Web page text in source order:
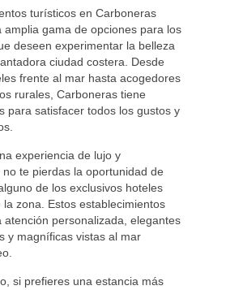
turísticos en Carboneras
amplia gama de opciones para los
deseen experimentar la belleza
ciudad costera. Desde
frente al mar hasta acogedores
rurales, Carboneras tiene
para satisfacer todos los gustos y
experiencia de lujo y
te pierdas la oportunidad de
de los exclusivos hoteles
la zona. Estos establecimientos
atención personalizada, elegantes
y magníficas vistas al mar
si prefieres una estancia más